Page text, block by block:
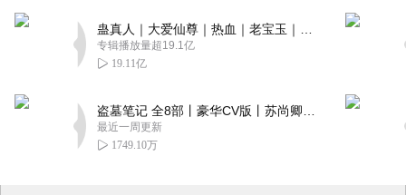
专辑播放量超19.1亿
19.11亿
最近一周更新
1749.10万